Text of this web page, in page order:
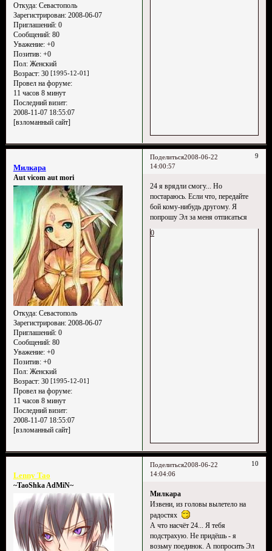
Откуда:Севастополь
Зарегистрирован: 2008-06-07
Приглашений:0
Сообщений:80
Уважение: +0
Позитив: +0
Пол:Женский
Возраст:30 [1995-12-01]
Провел на форуме:
11 часов 8 минут
Последний визит:
2008-11-07 18:55:07
[взломанный сайт]
Поделиться 9
2008-06-22
14:00:57
Милкара
Aut vicom aut mori
Откуда:Севастополь
Зарегистрирован: 2008-06-07
Приглашений:0
Сообщений:80
Уважение: +0
Позитив: +0
Пол:Женский
Возраст:30 [1995-12-01]
Провел на форуме:
11 часов 8 минут
Последний визит:
2008-11-07 18:55:07
[взломанный сайт]
24 я врядли смогу... Но
постараюсь. Если что, передайте
бой кому-нибудь другому. Я
попрошу Эл за меня отписаться
0
Поделиться 10
2008-06-22
14:04:06
Lenny Tao
~TaoShka AdMiN~
Милкара
Извени, из головы вылетело на
радостях
А что насчёт 24... Я тебя
подстрахую. Не придёшь - я
возьму поединок. А попросить Эл